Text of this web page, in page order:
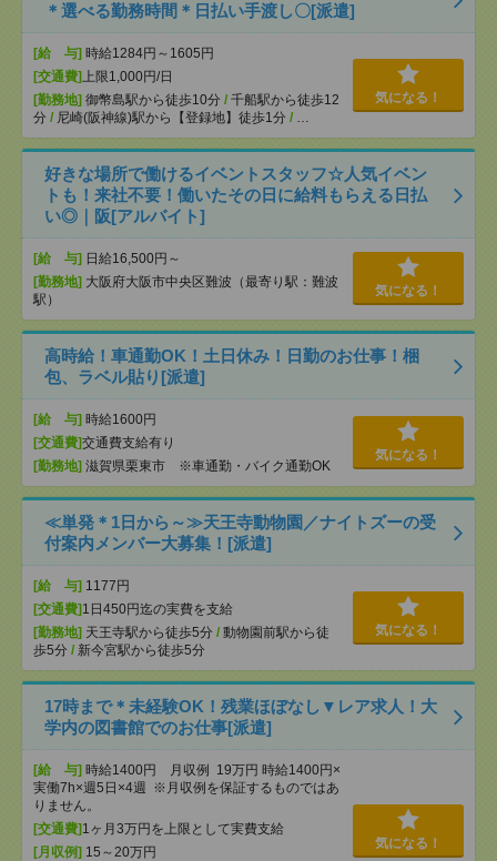
＊選べる勤務時間＊日払い手渡し〇[派遣]
[給 与] 時給1284円～1605円
[交通費] 上限1,000円/日
[勤務地] 御幣島駅から徒歩10分 / 千船駅から徒歩12
分 / 尼崎(阪神線)駅から【登録地】徒歩1分 / …
気になる！
好きな場所で働けるイベントスタッフ☆人気イベン
トも！来社不要！働いたその日に給料もらえる日払
い◎｜阪[アルバイト]
[給 与] 日給16,500円～
[勤務地] 大阪府大阪市中央区難波（最寄り駅：難波
駅）
気になる！
高時給！車通勤OK！土日休み！日勤のお仕事！梱
包、ラベル貼り[派遣]
[給 与] 時給1600円
[交通費]交通費支給有り
[勤務地] 滋賀県栗東市 ※車通勤・バイク通勤OK
気になる！
≪単発＊1日から～≫天王寺動物園／ナイトズーの受
付案内メンバー大募集！[派遣]
[給 与] 1177円
[交通費] 1日450円迄の実費を支給
[勤務地] 天王寺駅から徒歩5分 / 動物園前駅から徒
歩5分 / 新今宮駅から徒歩5分
気になる！
17時まで＊未経験OK！残業ほぼなし▼レア求人！大
学内の図書館でのお仕事[派遣]
[給 与] 時給1400円 月収例 19万円 時給1400円×
実働7h×週5日×4週 ※月収例を保証するものではあ
りません。
[交通費] 1ヶ月3万円を上限として実費支給
[月収例] 15～20万円
気になる！